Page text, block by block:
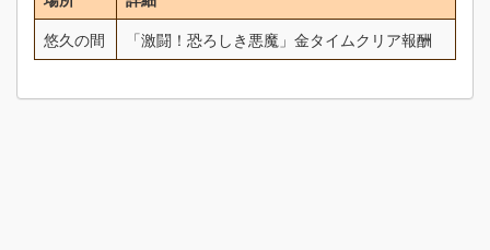
悠久の間
「激闘！恐ろしき悪魔」金タイムクリア報酬